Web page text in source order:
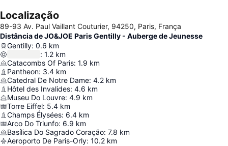
Localização
89-93 Av. Paul Vaillant Couturier, 94250, Paris, França
Distância de JO&JOE Paris Gentilly - Auberge de Jeunesse
Gentilly: 0.6 km
: 1.2 km
Catacombs Of Paris: 1.9 km
Pantheon: 3.4 km
Catedral De Notre Dame: 4.2 km
Hôtel des Invalides: 4.6 km
Museu Do Louvre: 4.9 km
Torre Eiffel: 5.4 km
Champs Élysées: 6.4 km
Arco Do Triunfo: 6.9 km
Basílica Do Sagrado Coração: 7.8 km
Aeroporto De Paris-Orly: 10.2 km